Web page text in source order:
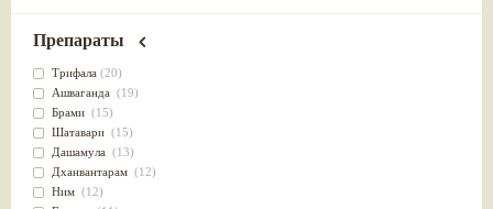
для почек(28)
Слабительное (28)
Афродизиак(27)
Напитки(27)
Для йоги (27)
Для потенции(26)
Для душа(25)
для концентрации внимания
при нарушении эрекции
Vyas(20)
Kerala Ayurveda
(19)
Organic India pvt ltd
Lalita(16)
Ashtang Herbals
Alarsin(14)
Vasu Health care
Baraka(13)
Dabur India Ltd
Препараты
Трифала (20)
Ашваганда (19)
Брами (15)
Шатавари (15)
Дашамула (13)
Дханвантарам (12)
Ним (12)